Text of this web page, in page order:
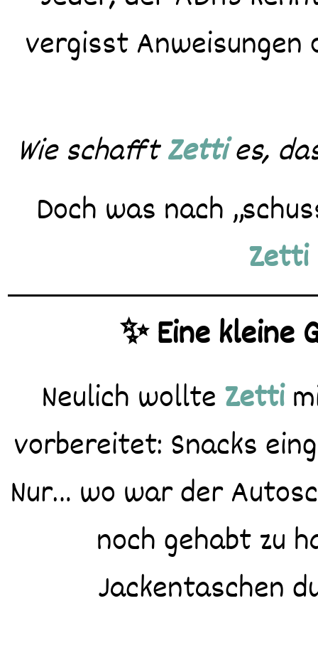
vergisst
Wie schafftZetties,
Doch was nach
Zetti
✨ Eine kleine
Neulich wollte Zetti
vorbereitet: Snacks
Nur… wo war der
noch gehabt zu
Jackentaschen